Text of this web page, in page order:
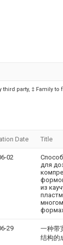
third party, ‡ Family to
Date Title
02
для
из
29
一种带
结构的